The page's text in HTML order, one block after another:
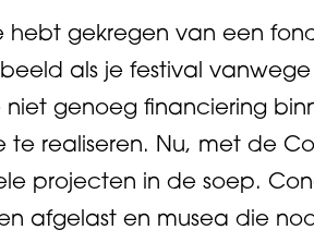
hebt gekregen van een
als je festival
genoeg financiering
realiseren. Nu, met de
projecten in de soep.
afgelast en musea die